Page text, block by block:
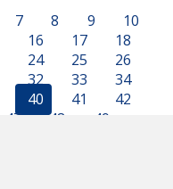
7 8 9
10
16 17
18
24 25
26
32 33
34
40 41
42
47 48 49